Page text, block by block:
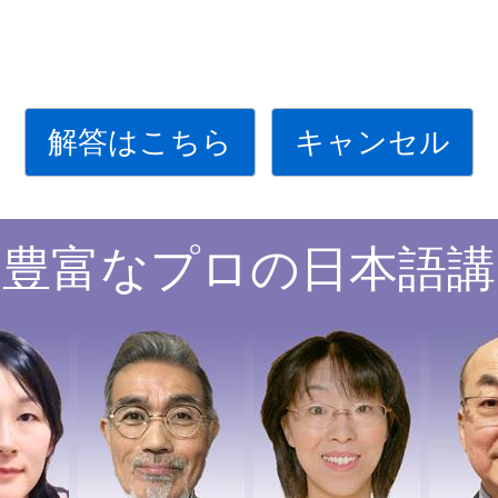
解答はこちら キャンセル
富なプロの日本語